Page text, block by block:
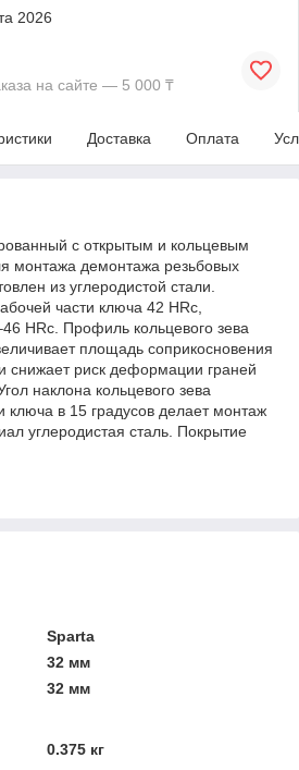
2026
на сайте — 5 000 ₸
Доставка Оплата
с открытым и кольцевым
монтажа демонтажа резьбовых
из углеродистой стали.
части ключа 42 HRc,
HRc. Профиль кольцевого зева
площадь соприкосновения
снижает риск деформации граней
наклона кольцевого зева
ключа в 15 градусов делает монтаж
углеродистая сталь. Покрытие
Sparta
32 мм
32 мм
0.375 кг